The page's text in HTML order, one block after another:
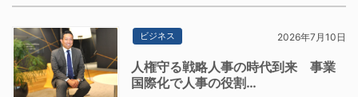
ビジネス 2026年7月10日
人権守る戦略人事の時代到来 事業
国際化で人事の役割…